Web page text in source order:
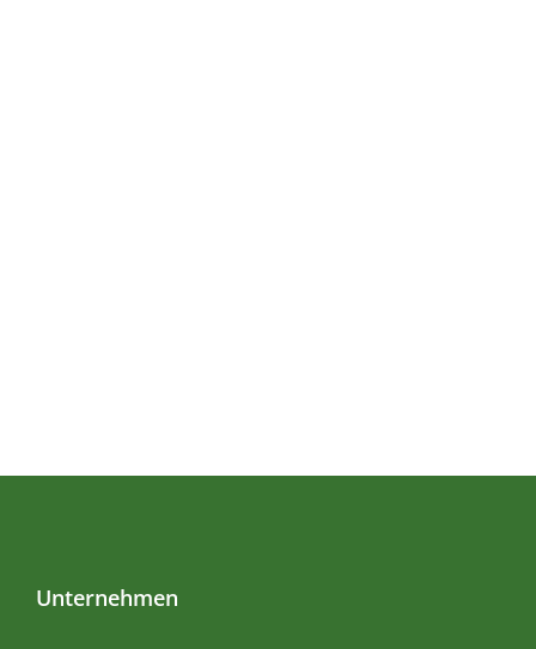
Unternehmen